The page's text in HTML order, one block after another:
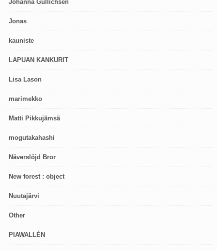
Johanna Gullichsen
Jonas
kauniste
LAPUAN KANKURIT
Lisa Lason
marimekko
Matti Pikkujämsä
mogutakahashi
Näverslöjd Bror
New forest : object
Nuutajärvi
Other
PIAWALLÉN